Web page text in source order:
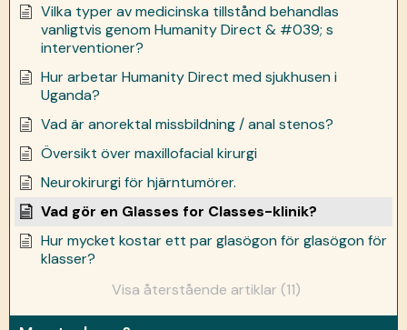
Vilka typer av medicinska tillstånd behandlas
vanligtvis genom Humanity Direct & #039; s
interventioner?
Hur arbetar Humanity Direct med sjukhusen i
Uganda?
Vad är anorektal missbildning / anal stenos?
Översikt över maxillofacial kirurgi
Neurokirurgi för hjärntumörer.
Vad gör en Glasses for Classes-klinik?
Hur mycket kostar ett par glasögon för glasögon för
klasser?
Visa återstående artiklar (11)